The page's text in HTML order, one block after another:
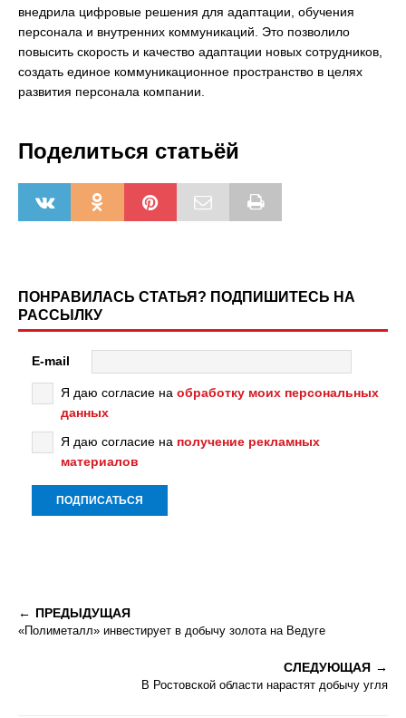
внедрила цифровые решения для адаптации, обучения
персонала и внутренних коммуникаций. Это позволило
повысить скорость и качество адаптации новых сотрудников,
создать единое коммуникационное пространство в целях
развития персонала компании.
Поделиться статьёй
ПОНРАВИЛАСЬ СТАТЬЯ? ПОДПИШИТЕСЬ НА
РАССЫЛКУ
E-mail
Я даю согласие на обработку моих персональных
данных
Я даю согласие на получение рекламных
материалов
ПРЕДЫДУЩАЯ
«Полиметалл» инвестирует в добычу золота на Ведуге
СЛЕДУЮЩАЯ
В Ростовской области нарастят добычу угля